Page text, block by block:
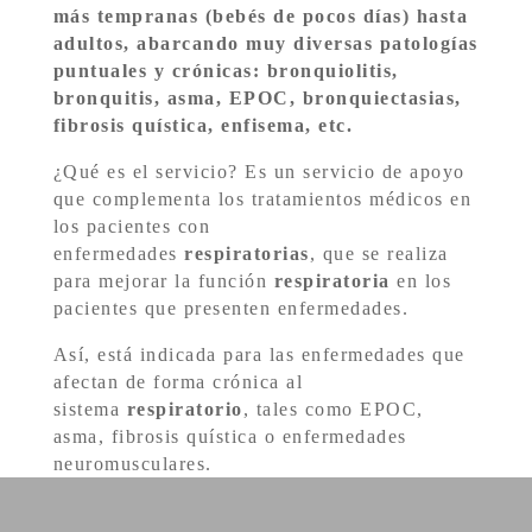
más tempranas (bebés de pocos días) hasta
adultos, abarcando muy diversas patologías
puntuales y crónicas: bronquiolitis,
bronquitis, asma, EPOC, bronquiectasias,
fibrosis quística, enfisema, etc.
¿Qué es el servicio? Es un servicio de apoyo
que complementa los tratamientos médicos en
los pacientes con
enfermedadesrespiratorias, que se realiza
para mejorar la función respiratoria en los
pacientes que presenten enfermedades.
Así, está indicada para las enfermedades que
afectan de forma crónica al
sistema respiratorio, tales como EPOC,
asma, fibrosis quística o enfermedades
neuromusculares.